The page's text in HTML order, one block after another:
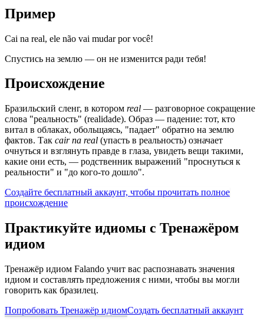
Пример
Cai na real, ele não vai mudar por você!
Спустись на землю — он не изменится ради тебя!
Происхождение
Бразильский сленг, в котором real — разговорное сокращение
слова "реальность" (realidade). Образ — падение: тот, кто
витал в облаках, обольщаясь, "падает" обратно на землю
фактов. Так cair na real (упасть в реальность) означает
очнуться и взглянуть правде в глаза, увидеть вещи такими,
какие они есть, — родственник выражений "проснуться к
реальности" и "до кого-то дошло".
Создайте бесплатный аккаунт, чтобы прочитать полное
происхождение
Практикуйте идиомы с Тренажёром
идиом
Тренажёр идиом Falando учит вас распознавать значения
идиом и составлять предложения с ними, чтобы вы могли
говорить как бразилец.
Попробовать Тренажёр идиомСоздать бесплатный аккаунт